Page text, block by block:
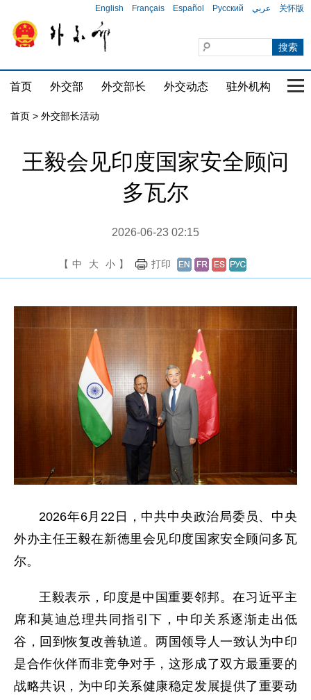
English Français Español Русский عربي 关怀版
首页 外交部 外交部长 外交动态 驻外机构 国
首页 > 外交部长活动
王毅会见印度国家安全顾问
多瓦尔
2026-06-23 02:15
【 中 大 小 】 打印
2026年6月22日，中共中央政治局委员、中央
外办主任王毅在新德里会见印度国家安全顾问多瓦
尔。
王毅表示，印度是中国重要邻邦。在习近平主
席和莫迪总理共同指引下，中印关系逐渐走出低
谷，回到恢复改善轨道。两国领导人一致认为中印
是合作伙伴而非竞争对手，这形成了双方最重要的
战略共识，为中印关系健康稳定发展提供了重要动